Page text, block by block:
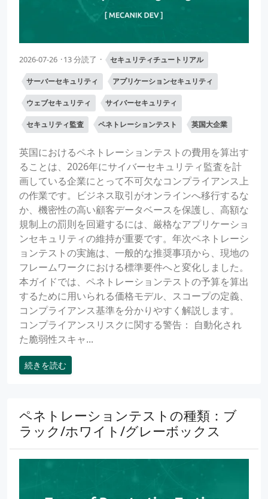
2026-07-26 13 分読了 セキュリティチュートリアル
サーバーセキュリティ アプリケーションセキュリティ
ウェブセキュリティ サイバーセキュリティ
セキュリティ監査 ペネトレーションテスト 英国大企業
英国におけるペネトレーションテストの費用を算出す
ることは、2026年にサイバーセキュリティ監査を計
画している企業にとって不可欠なコンプライアンス上
の作業です。ビジネス取引がオンラインへ移行するな
か、機密性の高い顧客データベースを保護し、高額な
規制上の罰則を回避するには、厳格なアプリケーショ
ンセキュリティの維持が重要です。年次ペネトレーシ
ョンテストの実施は、一般的な推奨事項から、現地の
フレームワークにおける標準要件へと変化しました。
本ガイドでは、ペネトレーションテストの予算を算出
するために用いられる価格モデル、スコープの定義、
コンプライアンス基準を分かりやすく解説します。
コンプライアンスリスクに関する警告： 自動化され
た脆弱性スキャ...
続きを読む
ペネトレーションテストの種類：ブ
ラック/ホワイト/グレーボックス